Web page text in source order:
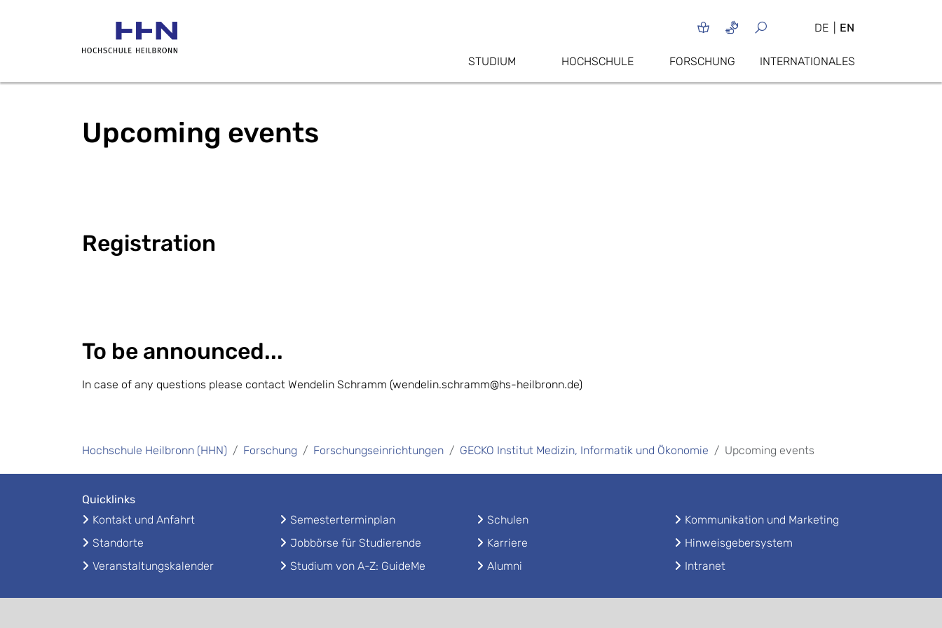
DE EN
STUDIUM HOCHSCHULE FORSCHUNG INTERNATIONALES
Upcoming events
Registration
To be announced...
In case of any questions please contact Wendelin Schramm (wendelin.schramm@hs-heilbronn.de)
Hochschule Heilbronn (HHN) Forschung Forschungseinrichtungen GECKO Institut Medizin, Informatik und Ökonomie Upcoming events
Quicklinks
Kontakt und Anfahrt
Standorte
Veranstaltungskalender
Semesterterminplan
Jobbörse für Studierende
Studium von A-Z: GuideMe
Schulen
Karriere
Alumni
Kommunikation und Marketing
Hinweisgebersystem
Intranet